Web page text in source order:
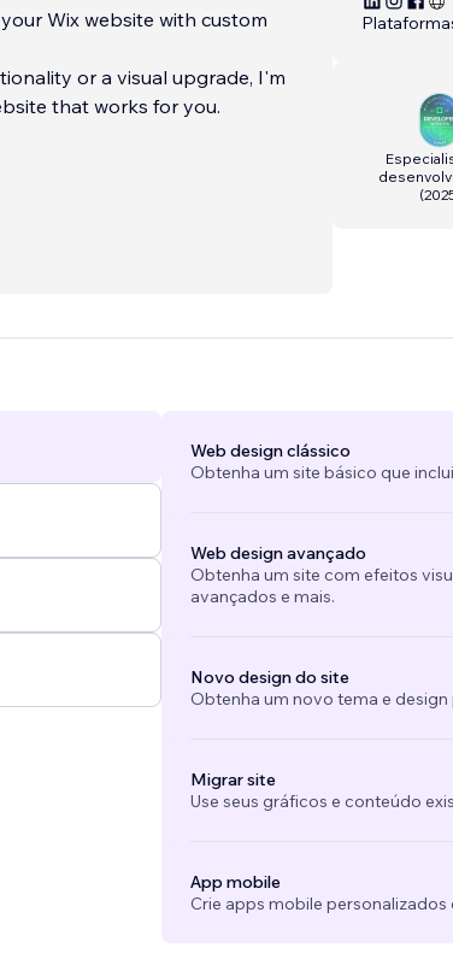
Wix website with custom
or a visual upgrade, I'm
that works for you.
(
Web design clássico
Obtenha um site básico que
Web design avançado
Obtenha um site com efeitos
avançados e mais.
Novo design do site
Obtenha um novo tema e design
Migrar site
Use seus gráficos e conteúdo
App mobile
Crie apps mobile